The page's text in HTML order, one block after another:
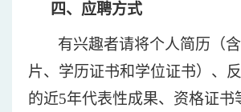
四、应聘方式
有兴趣者请将个人简历（
片、学历证书和学位证书）、
的近5年代表性成果、资格证书